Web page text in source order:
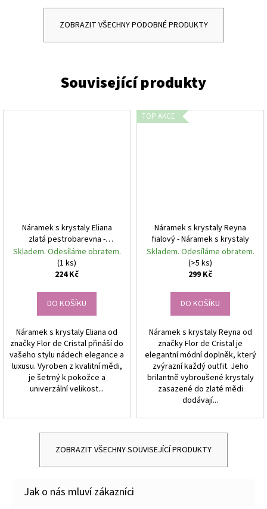
ZOBRAZIT VŠECHNY PODOBNÉ PRODUKTY
Náramek s krystaly Eliana
zlatá pestrobarevna -
Náramek s krystaly
Skladem. Odesíláme obratem.
(1 ks)
224 Kč
DO KOŠÍKU
Náramek s krystaly Eliana od
značky Flor de Cristal přináší do
vašeho stylu nádech elegance a
luxusu. Vyroben z kvalitní mědi,
je šetrný k pokožce a
univerzální velikost...
TOP AKCE
Náramek s krystaly Reyna
fialový - Náramek s krystaly
Skladem. Odesíláme obratem.
(>5 ks)
299 Kč
DO KOŠÍKU
Náramek s krystaly Reyna od
značky Flor de Cristal je
elegantní módní doplněk, který
zvýrazní každý outfit. Jeho
brilantně vybroušené krystaly
zasazené do zlaté mědi
dodávají...
ZOBRAZIT VŠECHNY SOUVISEJÍCÍ PRODUKTY